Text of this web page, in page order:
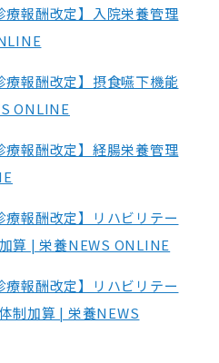
報酬改定】入院栄養管理
報酬改定】摂食嚥下機能
ONLINE
報酬改定】経腸栄養管理
報酬改定】リハビリテー
算 | 栄養NEWS ONLINE
報酬改定】リハビリテー
制加算 | 栄養NEWS